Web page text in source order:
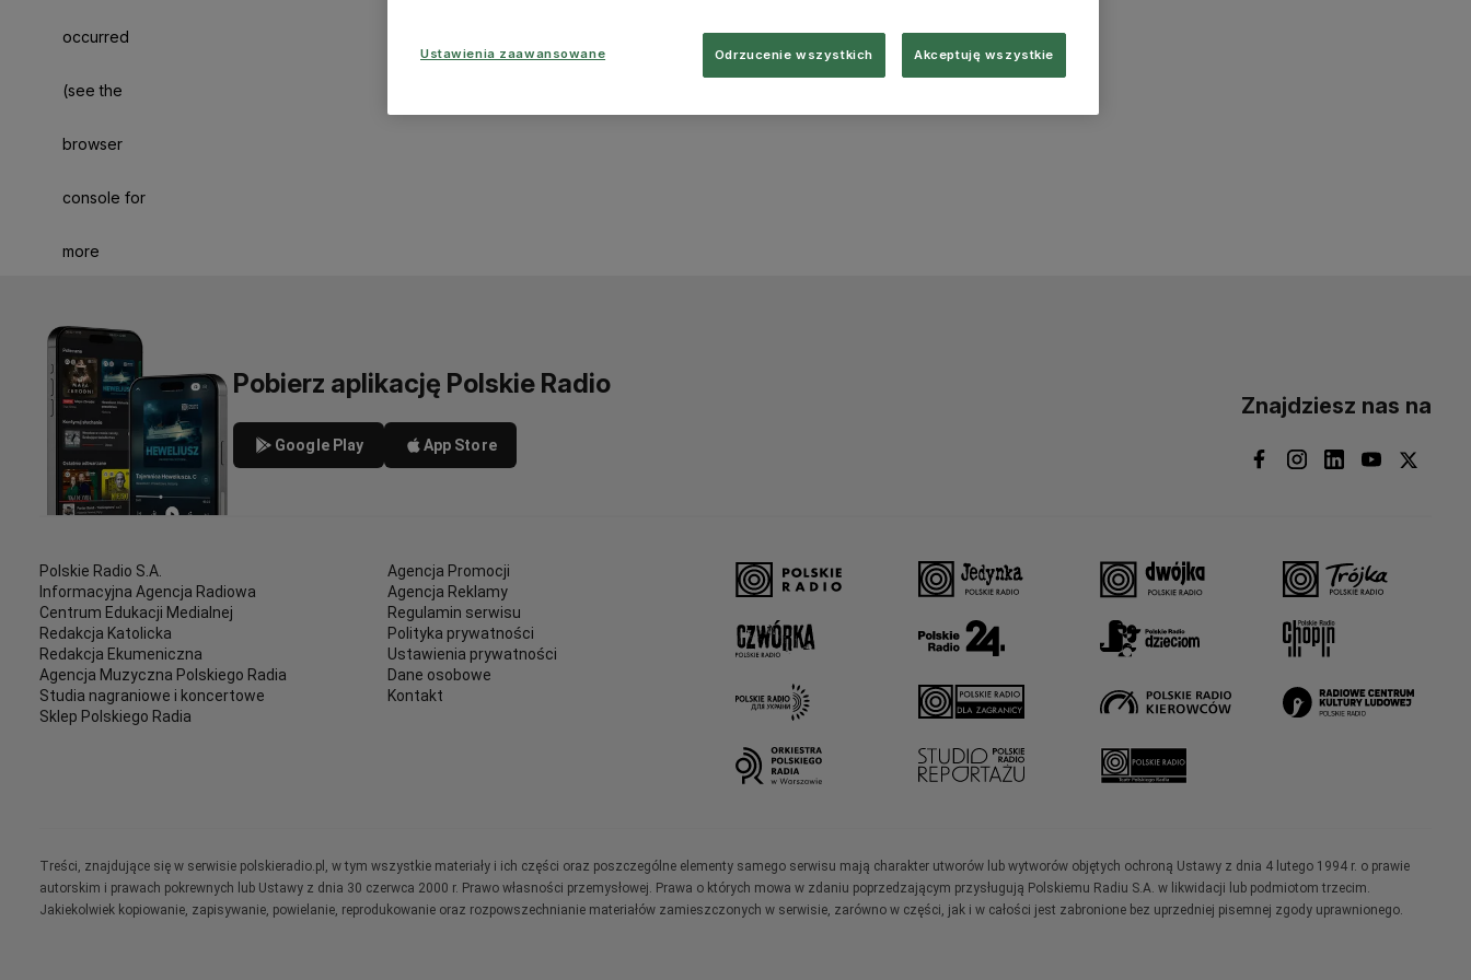
occurred
(see the
browser
console for
more
Pobierz aplikację Polskie Radio
Google Play App Store
Znajdziesz nas na
Polskie Radio S.A.
Informacyjna Agencja Radiowa
Centrum Edukacji Medialnej
Redakcja Katolicka
Redakcja Ekumeniczna
Agencja Muzyczna Polskiego Radia
Studia nagraniowe i koncertowe
Sklep Polskiego Radia
Agencja Promocji
Agencja Reklamy
Regulamin serwisu
Polityka prywatności
Ustawienia prywatności
Dane osobowe
Kontakt
Treści, znajdujące się w serwisie polskieradio.pl, w tym wszystkie materiały i ich części oraz poszczególne elementy samego serwisu mają charakter utworów lub wytworów objętych ochroną Ustawy z dnia 4 lutego 1994 r. o prawie
autorskim i prawach pokrewnych lub Ustawy z dnia 30 czerwca 2000 r. Prawo własności przemysłowej. Prawa o których mowa w zdaniu poprzedzającym przysługują Polskiemu Radiu S.A. w likwidacji lub podmiotom trzecim.
Jakiekolwiek kopiowanie, zapisywanie, powielanie, reprodukowanie oraz rozpowszechnianie materiałów zamieszczonych w serwisie, zarówno w części, jak i w całości jest zabronione bez uprzedniej pisemnej zgody uprawnionego.
Ustawienia zaawansowane Odrzucenie wszystkich Akceptuję wszystkie